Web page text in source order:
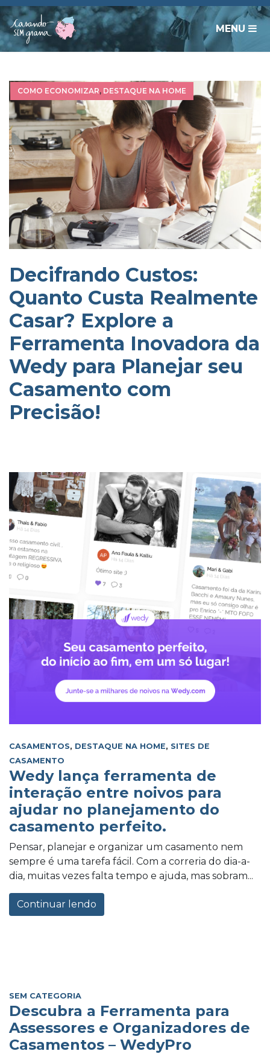
MENU
COMO ECONOMIZAR, DESTAQUE NA HOME
Decifrando Custos:
Quanto Custa Realmente
Casar? Explore a
Ferramenta Inovadora da
Wedy para Planejar seu
Casamento com
Precisão!
CASAMENTOS, DESTAQUE NA HOME, SITES DE
CASAMENTO
Wedy lança ferramenta de
interação entre noivos para
ajudar no planejamento do
casamento perfeito.
Pensar, planejar e organizar um casamento nem
sempre é uma tarefa fácil. Com a correria do dia-a-
dia, muitas vezes falta tempo e ajuda, mas sobram...
Continuar lendo
SEM CATEGORIA
Descubra a Ferramenta para
Assessores e Organizadores de
Casamentos – WedyPro